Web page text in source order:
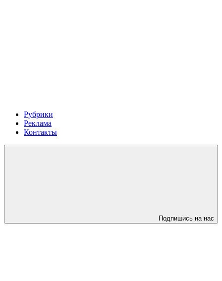
Рубрики
Реклама
Контакты
Подпишись на нас